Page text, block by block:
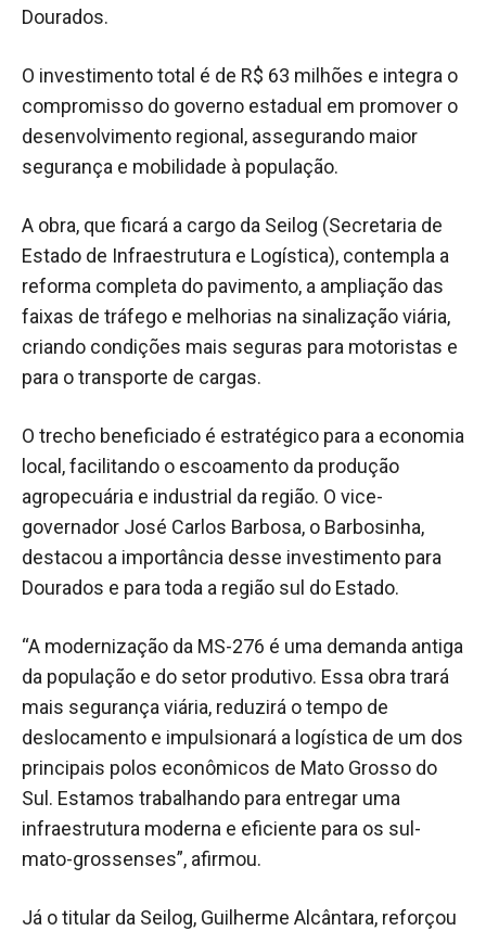
Dourados.
O investimento total é de R$ 63 milhões e integra o
compromisso do governo estadual em promover o
desenvolvimento regional, assegurando maior
segurança e mobilidade à população.
A obra, que ficará a cargo da Seilog (Secretaria de
Estado de Infraestrutura e Logística), contempla a
reforma completa do pavimento, a ampliação das
faixas de tráfego e melhorias na sinalização viária,
criando condições mais seguras para motoristas e
para o transporte de cargas.
O trecho beneficiado é estratégico para a economia
local, facilitando o escoamento da produção
agropecuária e industrial da região. O vice-
governador José Carlos Barbosa, o Barbosinha,
destacou a importância desse investimento para
Dourados e para toda a região sul do Estado.
“A modernização da MS-276 é uma demanda antiga
da população e do setor produtivo. Essa obra trará
mais segurança viária, reduzirá o tempo de
deslocamento e impulsionará a logística de um dos
principais polos econômicos de Mato Grosso do
Sul. Estamos trabalhando para entregar uma
infraestrutura moderna e eficiente para os sul-
mato-grossenses”, afirmou.
Já o titular da Seilog, Guilherme Alcântara, reforçou